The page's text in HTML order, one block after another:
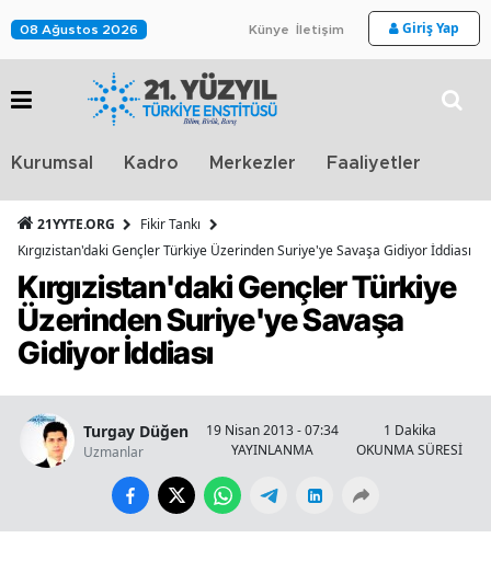
08 Ağustos 2026 Künye İletişim Giriş Yap
Kurumsal Kadro Merkezler Faaliyetler
21YYTE.ORG
Fikir Tankı
Kırgızistan'daki Gençler Türkiye Üzerinden Suriye'ye Savaşa Gidiyor İddiası
Kırgızistan'daki Gençler Türkiye
Üzerinden Suriye'ye Savaşa
Gidiyor İddiası
Turgay Düğen
Uzmanlar
19 Nisan 2013 - 07:34
YAYINLANMA
1 Dakika
OKUNMA SÜRESİ